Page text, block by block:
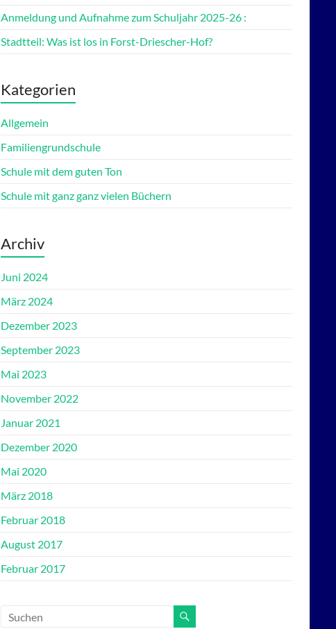
Anmeldung und Aufnahme zum Schuljahr 2025-26 :
Stadtteil: Was ist los in Forst-Driescher-Hof?
Kategorien
Allgemein
Familiengrundschule
Schule mit dem guten Ton
Schule mit ganz ganz vielen Büchern
Archiv
Juni 2024
März 2024
Dezember 2023
September 2023
Mai 2023
November 2022
Januar 2021
Dezember 2020
Mai 2020
März 2018
Februar 2018
August 2017
Februar 2017